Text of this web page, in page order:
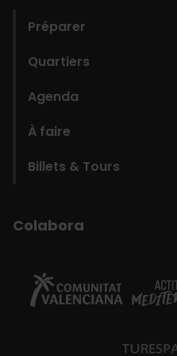
Préparer
Quartiers
Agenda
À faire
Billets & Tours
Colabora